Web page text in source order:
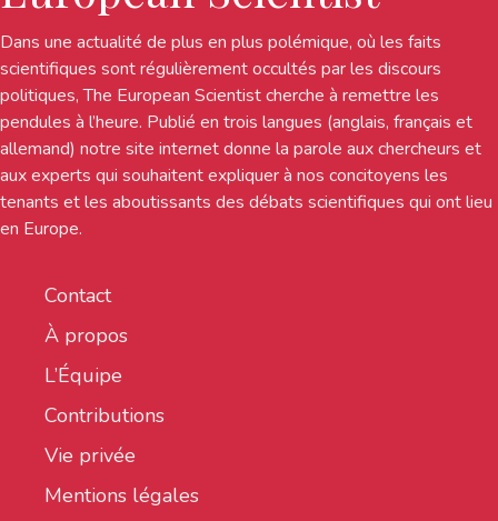
Dans une actualité de plus en plus polémique, où les faits
scientifiques sont régulièrement occultés par les discours
politiques, The European Scientist cherche à remettre les
pendules à l’heure. Publié en trois langues (anglais, français et
allemand) notre site internet donne la parole aux chercheurs et
aux experts qui souhaitent expliquer à nos concitoyens les
tenants et les aboutissants des débats scientifiques qui ont lieu
en Europe.
Contact
À propos
L’Équipe
Contributions
Vie privée
Mentions légales